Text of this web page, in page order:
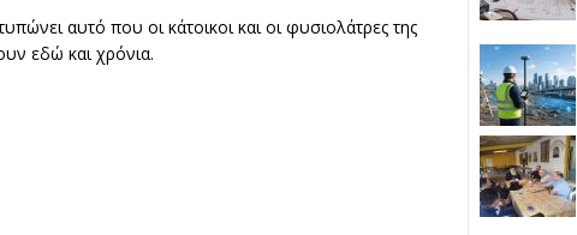
αυτό που οι κάτοικοι και οι φυσιολάτρες της
εδώ και χρόνια.